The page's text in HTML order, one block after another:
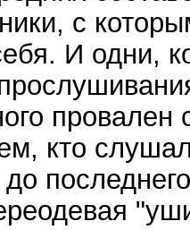
с
И одни,
кто